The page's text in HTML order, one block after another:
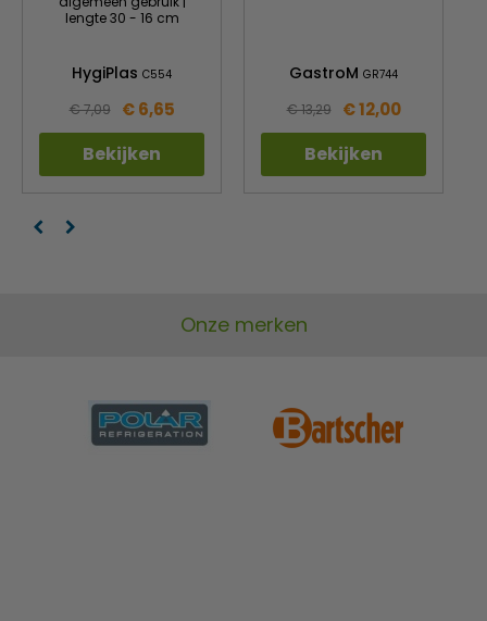
lengte 30 - 16 cm
HygiPlas C554
€ 7,09 € 6,65
Bekijken
GastroM GR744
€ 13,29 € 12,00
Bekijken
Onze merken